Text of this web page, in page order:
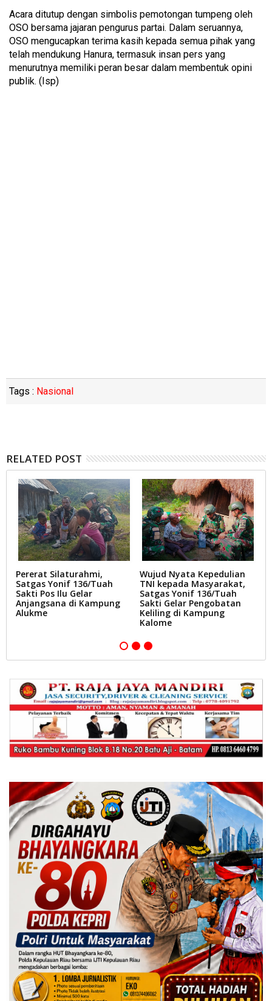
Acara ditutup dengan simbolis pemotongan tumpeng oleh
OSO bersama jajaran pengurus partai. Dalam seruannya,
OSO mengucapkan terima kasih kepada semua pihak yang
telah mendukung Hanura, termasuk insan pers yang
menurutnya memiliki peran besar dalam membentuk opini
publik. (Isp)
Tags : Nasional
RELATED POST
Pererat Silaturahmi,
Satgas Yonif 136/Tuah
Sakti Pos Ilu Gelar
Anjangsana di Kampung
Alukme
Wujud Nyata Kepedulian
TNI kepada Masyarakat,
Satgas Yonif 136/Tuah
Sakti Gelar Pengobatan
Keliling di Kampung
Kalome